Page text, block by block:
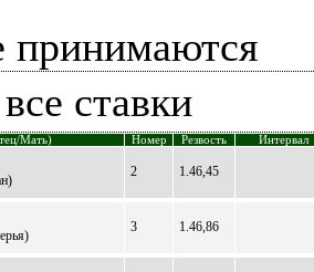
принимаются
ставки
Мать) Номер Резвость Интервал
2 1.46,45
3 1.46,86